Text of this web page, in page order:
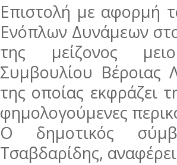
Επιστολή με αφορμή
Ενόπλων Δυνάμεων στο
της μείζονος
Συμβουλίου Βέροιας
της οποίας εκφράζει
φημολογούμενες
Ο δημοτικός
Τσαβδαρίδης,